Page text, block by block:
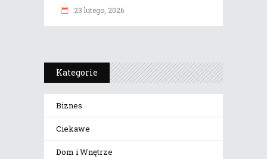
23 lutego, 2026
Kategorie
Biznes
Ciekawe
Dom i Wnętrze